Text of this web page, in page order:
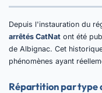
Depuis l'instauration du
arrêtés CatNat ont été
de Albignac. Cet
phénomènes ayant
Répartition par type